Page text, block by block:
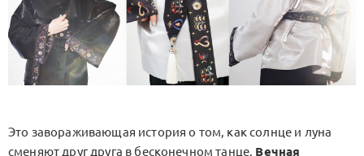
Это завораживающая история о том, как солнце и луна
сменяют друг друга в бесконечном танце. Вечная